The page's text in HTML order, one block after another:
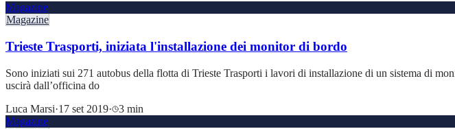
Magazine
Magazine
Trieste Trasporti, iniziata l'installazione dei monitor di bordo
Sono iniziati sui 271 autobus della flotta di Trieste Trasporti i lavori di installazione di un sistema di
uscirà dall’officina do
Luca Marsi·17 set 2019·
3 min
Magazine